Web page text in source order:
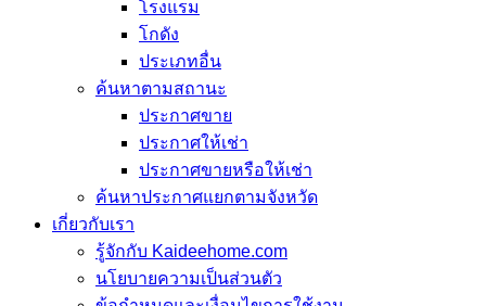
โรงแรม
โกดัง
ประเภทอื่น
ค้นหาตามสถานะ
ประกาศขาย
ประกาศให้เช่า
ประกาศขายหรือให้เช่า
ค้นหาประกาศแยกตามจังหวัด
เกี่ยวกับเรา
รู้จักกับ Kaideehome.com
นโยบายความเป็นส่วนตัว